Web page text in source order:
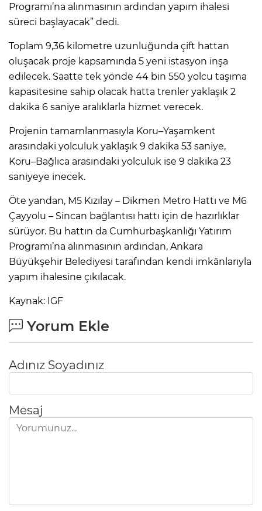
Programı’na alınmasının ardından yapım ihalesi
süreci başlayacak” dedi.
Toplam 9,36 kilometre uzunluğunda çift hattan
oluşacak proje kapsamında 5 yeni istasyon inşa
edilecek. Saatte tek yönde 44 bin 550 yolcu taşıma
kapasitesine sahip olacak hatta trenler yaklaşık 2
dakika 6 saniye aralıklarla hizmet verecek.
Projenin tamamlanmasıyla Koru–Yaşamkent
arasındaki yolculuk yaklaşık 9 dakika 53 saniye,
Koru–Bağlıca arasındaki yolculuk ise 9 dakika 23
saniyeye inecek.
Öte yandan, M5 Kızılay – Dikmen Metro Hattı ve M6
Çayyolu – Sincan bağlantısı hattı için de hazırlıklar
sürüyor. Bu hattın da Cumhurbaşkanlığı Yatırım
Programı’na alınmasının ardından, Ankara
Büyükşehir Belediyesi tarafından kendi imkânlarıyla
yapım ihalesine çıkılacak.
Kaynak: IGF
Yorum Ekle
Adınız Soyadınız
Mesaj